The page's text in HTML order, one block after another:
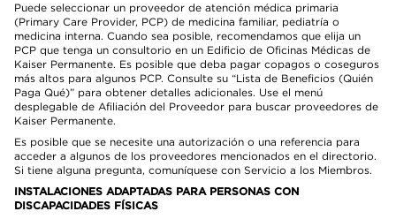
Puede seleccionar un proveedor de atención médica primaria
(Primary Care Provider, PCP) de medicina familiar, pediatría o
medicina interna. Cuando sea posible, recomendamos que elija un
PCP que tenga un consultorio en un Edificio de Oficinas Médicas de
Kaiser Permanente. Es posible que deba pagar copagos o coseguros
más altos para algunos PCP. Consulte su “Lista de Beneficios (Quién
Paga Qué)” para obtener detalles adicionales. Use el menú
desplegable de Afiliación del Proveedor para buscar proveedores de
Kaiser Permanente.
Es posible que se necesite una autorización o una referencia para
acceder a algunos de los proveedores mencionados en el directorio.
Si tiene alguna pregunta, comuníquese con Servicio a los Miembros.
INSTALACIONES ADAPTADAS PARA PERSONAS CON
DISCAPACIDADES FÍSICAS